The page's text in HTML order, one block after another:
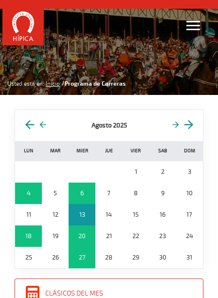
Usted está en: Inicio Programa de Carreras
Agosto 2025
LUN MAR MIER JUE VIER SAB DOM
1 2 3
4 5 6 7 8 9 10
11 12 13 14 15 16 17
18 19 20 21 22 23 24
25 26 27 28 29 30 31
CLÁSICOS DEL MES